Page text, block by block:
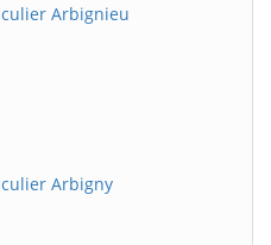
Arbignieu
Arbigny